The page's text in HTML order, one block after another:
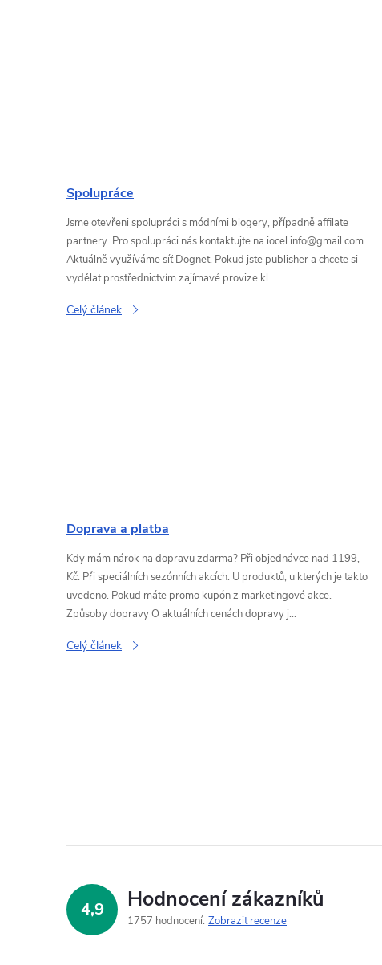
Spolupráce
Jsme otevřeni spolupráci s módními blogery, případně affilate
partnery. Pro spolupráci nás kontaktujte na iocel.info@gmail.com
Aktuálně využíváme síť Dognet. Pokud jste publisher a chcete si
vydělat prostřednictvím zajímavé provize kl...
Celý článek
Doprava a platba
Kdy mám nárok na dopravu zdarma? Při objednávce nad 1199,-
Kč. Při speciálních sezónních akcích. U produktů, u kterých je takto
uvedeno. Pokud máte promo kupón z marketingové akce.
Způsoby dopravy O aktuálních cenách dopravy j...
Celý článek
d
a4,9 Hodnocení zákazníků
1757 hodnocení Zobrazit recenze